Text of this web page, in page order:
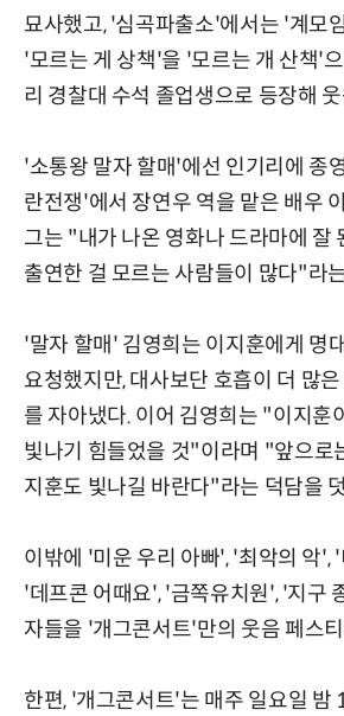
묘사했고, '심곡파출소'에서는 '계모
'모르는 게 상책'을 '모르는 개 산책'
리 경찰대 수석 졸업생으로 등장해
'소통왕 말자 할매'에선 인기리에 종
란전쟁'에서 장연우 역을 맡은 배우
그는 "내가 나온 영화나 드라마에 잘
출연한 걸 모르는 사람들이 많다"라
'말자 할매' 김영희는 이지훈에게 명
요청했지만, 대사보단 호흡이 더 많
를 자아냈다. 이어 김영희는 "이지훈
빛나기 힘들었을 것"이라며 "앞으로
지훈도 빛나길 바란다"라는 덕담을
이밖에 '미운 우리 아빠', '최악의 악',
'데프콘 어때요', '금쪽유치원', '지구
자들을 '개그콘서트'만의 웃음 페스
한편, '개그콘서트'는 매주 일요일 밤